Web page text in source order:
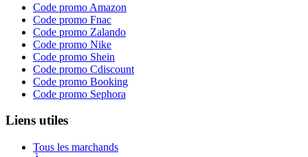
Code promo Amazon
Code promo Fnac
Code promo Zalando
Code promo Nike
Code promo Shein
Code promo Cdiscount
Code promo Booking
Code promo Sephora
Liens utiles
Tous les marchands